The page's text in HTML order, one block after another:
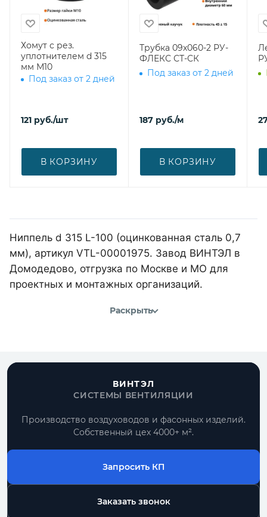
Хомут с рез.
уплотнителем d 315
мм М10
Под заказ от 2 дней
121 руб./шт
В КОРЗИНУ
Трубка 09х060-2 РУ-
ФЛЕКС СТ-СК
Под заказ от 2 дней
187 руб./м
В КОРЗИНУ
Ниппель d 315 L-100 (оцинкованная сталь 0,7
мм), артикул VTL-00001975. Завод ВИНТЭЛ в
Домодедово, отгрузка по Москве и МО для
проектных и монтажных организаций.
Раскрыть
ВИНТЭЛ
СИСТЕМЫ ВЕНТИЛЯЦИИ
Производство воздуховодов и фасонных изделий.
Собственный цех 4000+ м².
Запросить КП
Заказать звонок